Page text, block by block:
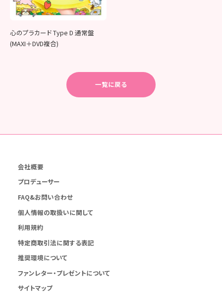
心のプラカード Type D 通常盤
(MAXI＋DVD複合)
一覧に戻る
会社概要
プロデューサー
FAQ&お問い合わせ
個人情報の取扱いに関して
利用規約
特定商取引法に関する表記
推奨環境について
ファンレター・プレゼントについて
サイトマップ